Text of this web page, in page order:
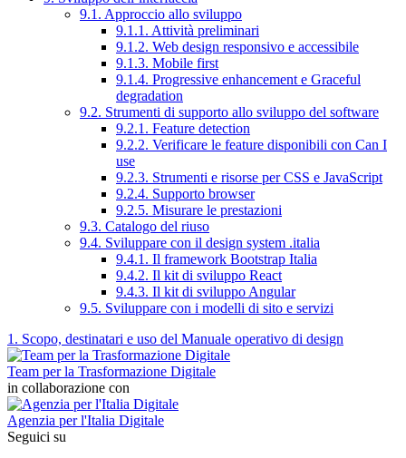
9.1. Approccio allo sviluppo
9.1.1. Attività preliminari
9.1.2. Web design responsivo e accessibile
9.1.3. Mobile first
9.1.4. Progressive enhancement e Graceful
degradation
9.2. Strumenti di supporto allo sviluppo del software
9.2.1. Feature detection
9.2.2. Verificare le feature disponibili con Can I
use
9.2.3. Strumenti e risorse per CSS e JavaScript
9.2.4. Supporto browser
9.2.5. Misurare le prestazioni
9.3. Catalogo del riuso
9.4. Sviluppare con il design system .italia
9.4.1. Il framework Bootstrap Italia
9.4.2. Il kit di sviluppo React
9.4.3. Il kit di sviluppo Angular
9.5. Sviluppare con i modelli di sito e servizi
1. Scopo, destinatari e uso del Manuale operativo di design
Team per la Trasformazione Digitale
in collaborazione con
Agenzia per l'Italia Digitale
Seguici su